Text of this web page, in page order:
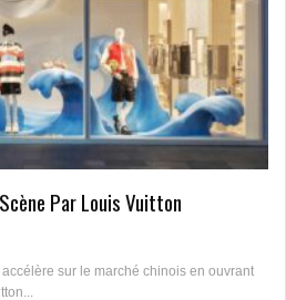
Par Louis Vuitton
sur le marché chinois en ouvrant